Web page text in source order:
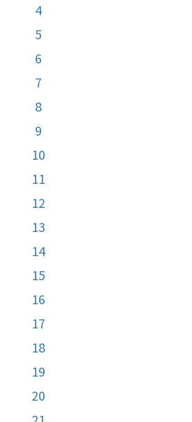
4
5
6
7
8
9
10
11
12
13
14
15
16
17
18
19
20